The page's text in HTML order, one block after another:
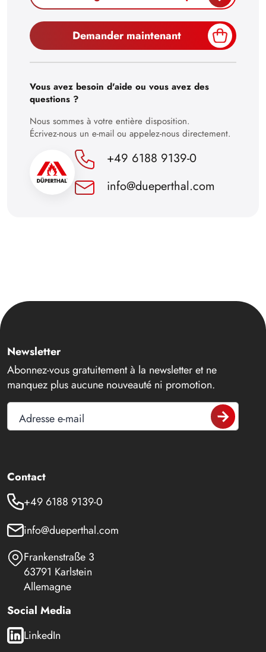
30
Demander maintenant
Vous avez besoin d'aide ou vous avez des
questions ?
Nous sommes à votre entière disposition.
Écrivez-nous un e-mail ou appelez-nous directement.
+49 6188 9139-0
info@dueperthal.com
Newsletter
Abonnez-vous gratuitement à la newsletter et ne
manquez plus aucune nouveauté ni promotion.
Adresse e-mail
Contact
+49 6188 9139-0
info@dueperthal.com
Frankenstraße 3
63791 Karlstein
Allemagne
Social Media
LinkedIn